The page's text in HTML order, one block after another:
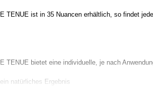
TENUE ist in 35 Nuancen erhältlich, so findet
TENUE bietet eine individuelle, je nach
natürliches Ergebnis